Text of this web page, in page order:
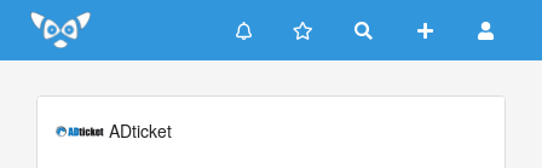
Update cookies preferences
ADticket